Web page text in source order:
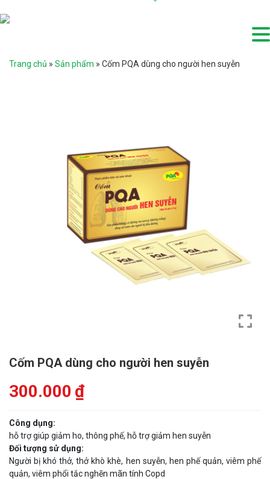
Trang chủ » Sản phẩm » Cốm PQA dùng cho người hen suyễn
Cốm PQA dùng cho người hen suyễn
300.000 ₫
Công dụng:
hỗ trợ giúp giảm ho, thông phế, hỗ trợ giảm hen suyễn
Đối tượng sử dụng:
Người bị khó thở, thở khò khè, hen suyễn, hen phế quản, viêm phế
quản, viêm phổi tắc nghẽn mãn tính Copd